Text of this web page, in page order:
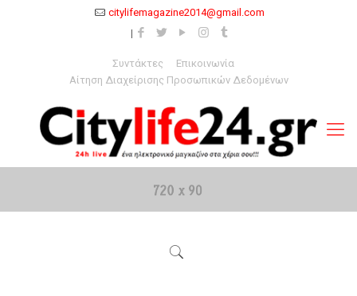
citylifemagazine2014@gmail.com
Συντάκτες
Επικοινωνία
Αίτηση Διαχείρισης Προσωπικών Δεδομένων